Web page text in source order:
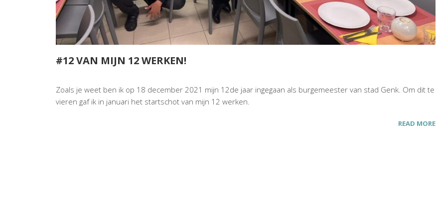
#12 VAN MIJN 12 WERKEN!
Zoals je weet ben ik op 18 december 2021 mijn 12de jaar ingegaan als burgemeester van stad Genk. Om dit te
vieren gaf ik in januari het startschot van mijn 12 werken.
READ MORE